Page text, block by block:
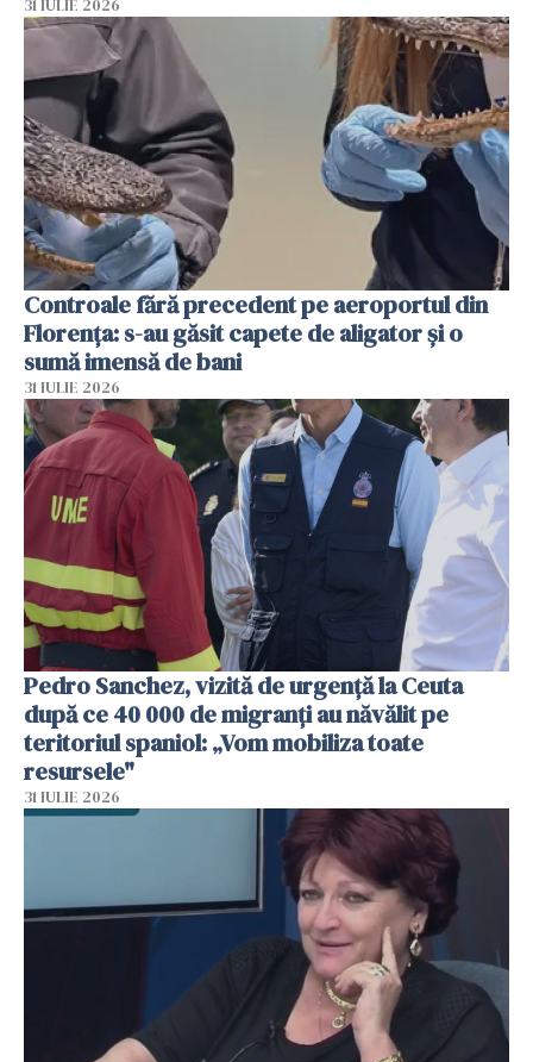
31 IULIE 2026
Controale fără precedent pe aeroportul din
Florența: s-au găsit capete de aligator și o
sumă imensă de bani
31 IULIE 2026
Pedro Sanchez, vizită de urgență la Ceuta
după ce 40 000 de migranți au năvălit pe
teritoriul spaniol: „Vom mobiliza toate
resursele"
31 IULIE 2026